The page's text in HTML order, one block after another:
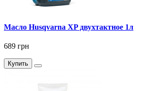
Масло Husqvarna XP двухтактное 1л
689 грн
Купить